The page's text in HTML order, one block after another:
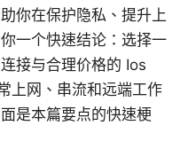
你在保护隐私、提升上
一个快速结论：选择一
接与合理价格的 Ios
上网、串流和远端工作
是本篇要点的快速梗